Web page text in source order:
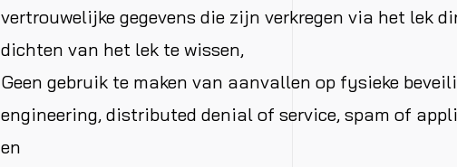
vertrouwelijke gegevens die zijn verkregen via het lek
dichten van het lek te wissen,
Geen gebruik te maken van aanvallen op fysieke
engineering, distributed denial of service, spam of
en